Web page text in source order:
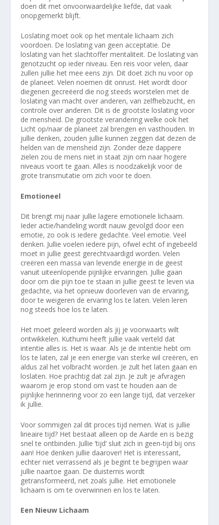
doen dit met onvoorwaardelijke liefde, dat vaak
onopgemerkt blijft.
Loslating moet ook op het mentale lichaam zich
voordoen. De loslating van geen acceptatie. De
loslating van het slachtoffer mentaliteit. De loslating van
genotzucht op ieder niveau. Een reis voor velen, daar
zullen jullie het mee eens zijn. Dit doet zich nu voor op
de planeet. Velen noemen dit onrust. Het wordt door
diegenen gecreëerd die nog steeds worstelen met de
loslating van macht over anderen, van zelfhebzucht, en
controle over anderen. Dit is de grootste loslating voor
de mensheid. De grootste verandering welke ook het
Licht op/naar de planeet zal brengen en vasthouden. In
jullie denken, zouden jullie kunnen zeggen dat dezen de
helden van de mensheid zijn. Zonder deze dappere
zielen zou de mens niet in staat zijn om naar hogere
niveaus voort te gaan. Alles is noodzakelijk voor de
grote transmutatie om zich voor te doen.
Emotioneel
Dit brengt mij naar jullie lagere emotionele lichaam.
Ieder actie/handeling wordt nauw gevolgd door een
emotie, zo ook is iedere gedachte. Veel emotie. Veel
denken. Jullie voelen iedere pijn, ofwel echt of ingebeeld
moet in jullie geest gerechtvaardigd worden. Velen
creëren een massa van levende energie in de geest
vanuit uiteenlopende pijnlijke ervaringen. Jullie gaan
door om die pijn toe te staan in jullie geest te leven via
gedachte, via het opnieuw doorleven van de ervaring,
door te weigeren de ervaring los te laten. Velen leren
nog steeds hoe los te laten.
Het moet geleerd worden als jij je voorwaarts wilt
ontwikkelen. Kuthumi heeft jullie vaak verteld dat
intentie alles is. Het is waar. Als je de intentie hebt om
los te laten, zal je een energie van sterke wil creëren, en
aldus zal het volbracht worden. Je zult het laten gaan en
loslaten. Hoe prachtig dat zal zijn. Je zult je afvragen
waarom je erop stond om vast te houden aan de
pijnlijke herinnering voor zo een lange tijd, dat verzeker
ik jullie.
Voor sommigen zal dit proces tijd nemen. Wat is jullie
lineaire tijd? Het bestaat alleen op de Aarde en is bezig
snel te ontbinden. Jullie ’tijd’ sluit zich in geen-tijd bij ons
aan! Hoe denken jullie daarover! Het is interessant,
echter niet verrassend als je begint te begrijpen waar
jullie naartoe gaan. De duisternis wordt
getransformeerd, net zoals jullie. Het emotionele
lichaam is om te overwinnen en los te laten.
Een Nieuw Lichaam